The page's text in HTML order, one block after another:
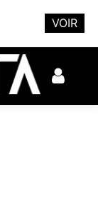
VOIR